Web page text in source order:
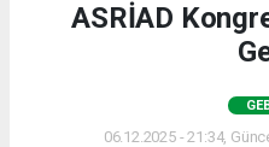
ASRİAD
06.12.2025 - 21:34,